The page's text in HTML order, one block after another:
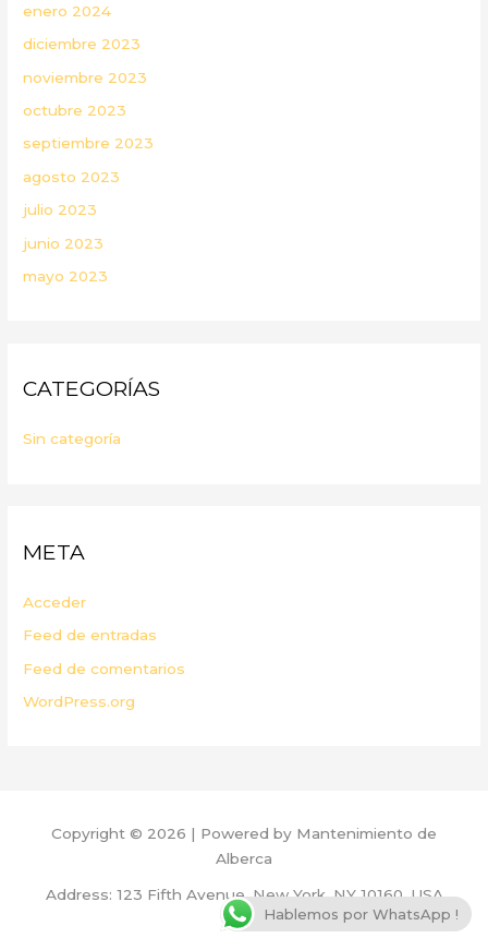
enero 2024
diciembre 2023
noviembre 2023
octubre 2023
septiembre 2023
agosto 2023
julio 2023
junio 2023
mayo 2023
CATEGORÍAS
Sin categoría
META
Acceder
Feed de entradas
Feed de comentarios
WordPress.org
Copyright © 2026 | Powered by Mantenimiento de
Alberca
Address: 123 Fifth Avenue, New York, NY 10160, USA
Hablemos por WhatsApp !